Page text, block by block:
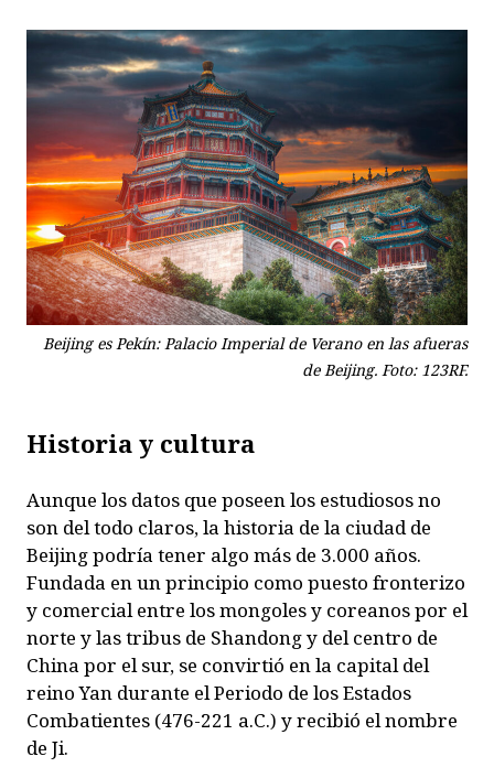
Beijing es Pekín: Palacio Imperial de Verano en las afueras
de Beijing. Foto: 123RF.
Historia y cultura
Aunque los datos que poseen los estudiosos no
son del todo claros, la historia de la ciudad de
Beijing podría tener algo más de 3.000 años.
Fundada en un principio como puesto fronterizo
y comercial entre los mongoles y coreanos por el
norte y las tribus de Shandong y del centro de
China por el sur, se convirtió en la capital del
reino Yan durante el Periodo de los Estados
Combatientes (476-221 a.C.) y recibió el nombre
de Ji.